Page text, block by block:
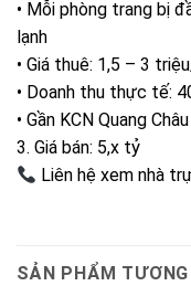
• Mỗi phòng trang bị
lạnh
• Giá thuê: 1,5 – 3
• Doanh thu thực tế:
• Gần KCN Quang
3. Giá bán: 5,x tỷ
Liên hệ xem nhà
SẢN PHẨM